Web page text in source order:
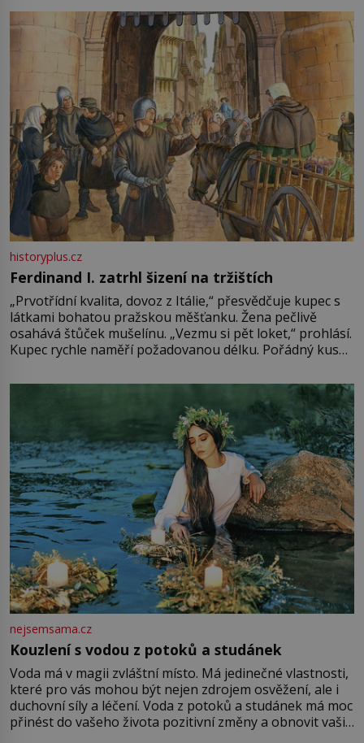
pře hned několik latinskoamerických zemí a k tomu
Francie, kde se traduje,
historyplus.cz
Ferdinand I. zatrhl šizení na tržištích
„Prvotřídní kvalita, dovoz z Itálie,“ přesvědčuje kupec s
látkami bohatou pražskou měšťanku. Žena pečlivě
osahává štůček mušelínu. „Vezmu si pět loket,“ prohlásí.
Kupec rychle naměří požadovanou délku. Pořádný kus
milostpaní. Stačí jenom na sukni,“ zhodnotí švadlena
množství růžového mušelínu. „Ošidili vás, podívejte.“
nejsemsama.cz
Kouzlení s vodou z potoků a studánek
Voda má v magii zvláštní místo. Má jedinečné vlastnosti,
které pro vás mohou být nejen zdrojem osvěžení, ale i
duchovní síly a léčení. Voda z potoků a studánek má moc
přinést do vašeho života pozitivní změny a obnovit vaši